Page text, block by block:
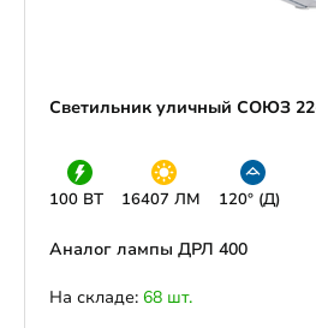
Светильник уличный СОЮЗ
100 ВТ 16407 ЛМ 120° (Д)
Аналог лампы ДРЛ 400
На складе: 68 шт.